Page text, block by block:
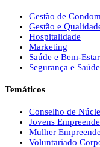
Gestão de
Gestão e
Hospitalidade
Marketing
Saúde e Bem-Estar
Segurança e
Temáticos
Conselho de
Jovens
Mulher
Voluntariado